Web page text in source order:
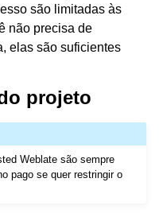
suportados
são limitadas às
não precisa de
elas são suficientes
projeto
Weblate são sempre
pago se quer restringir o